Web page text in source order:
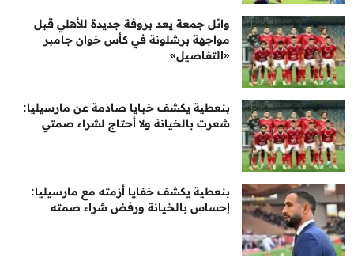
وائل جمعة يعد بروفة جديدة للأهلي قبل
مواجهة برشلونة في كأس خوان جامبر
«التفاصيل»
بنعطية يكشف خبايا صادمة عن مارسيليا:
شعرت بالخيانة ولا أحتاج لشراء صمتي
بنعطية يكشف خفايا أزمته مع مارسيليا:
إحساس بالخيانة ورفض شراء صمته